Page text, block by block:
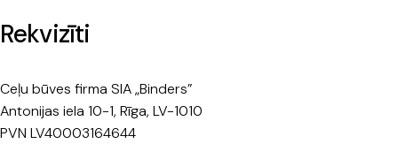
Rekvizīti
Ceļu būves firma SIA „Binders”
Antonijas iela 10-1, Rīga, LV-1010
PVN LV40003164644